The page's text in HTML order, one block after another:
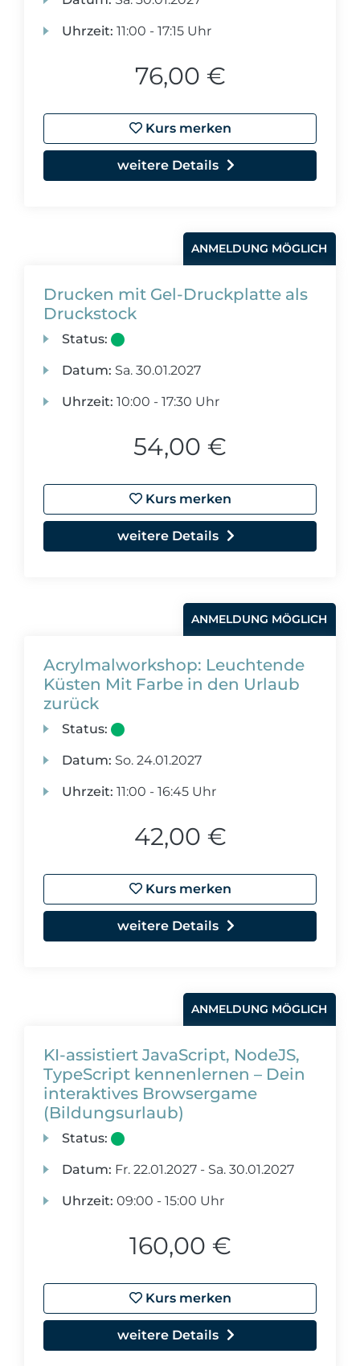
Uhrzeit: 11:00 - 17:15 Uhr
76,00 €
Kurs merken
weitere Details
ANMELDUNG MÖGLICH
Drucken mit Gel-Druckplatte als
Druckstock
Status:
Datum: Sa. 30.01.2027
Uhrzeit: 10:00 - 17:30 Uhr
54,00 €
Kurs merken
weitere Details
ANMELDUNG MÖGLICH
Acrylmalworkshop: Leuchtende
Küsten Mit Farbe in den Urlaub
zurück
Status:
Datum: So. 24.01.2027
Uhrzeit: 11:00 - 16:45 Uhr
42,00 €
Kurs merken
weitere Details
ANMELDUNG MÖGLICH
KI-assistiert JavaScript, NodeJS,
TypeScript kennenlernen – Dein
interaktives Browsergame
(Bildungsurlaub)
Status:
Datum: Fr. 22.01.2027 - Sa. 30.01.2027
Uhrzeit: 09:00 - 15:00 Uhr
160,00 €
Kurs merken
weitere Details